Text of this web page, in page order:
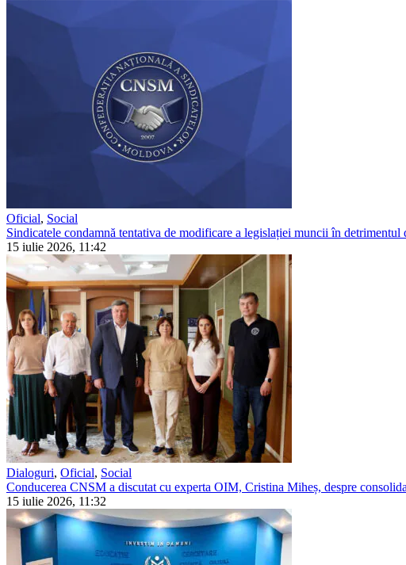
Oficial, Social
Sindicatele condamnă tentativa de modificare a legislației muncii în
15 iulie 2026, 11:42
Dialoguri, Oficial, Social
Conducerea CNSM a discutat cu experta OIM, Cristina Miheș, despre
15 iulie 2026, 11:32